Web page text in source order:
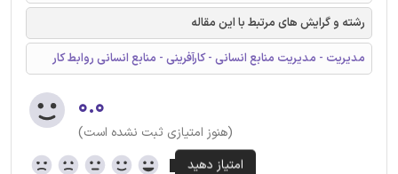
رشته و گرایش های مرتبط با این مقاله
مدیریت - مدیریت منابع انسانی - کارآفرینی - منابع انسانی روابط کار
۰.۰
(هنوز امتیازی ثبت نشده است)